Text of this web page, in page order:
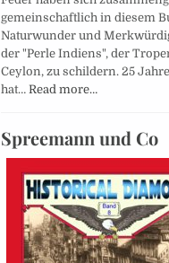
gemeinschaftlich in diesem
Naturwunder und
der "Perle Indiens", der
Ceylon, zu schildern. 25
hat… Read more…
Spreemann und Co